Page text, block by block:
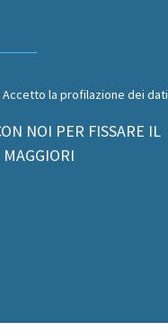
Accetto la profilazione dei dati
NOI PER FISSARE IL